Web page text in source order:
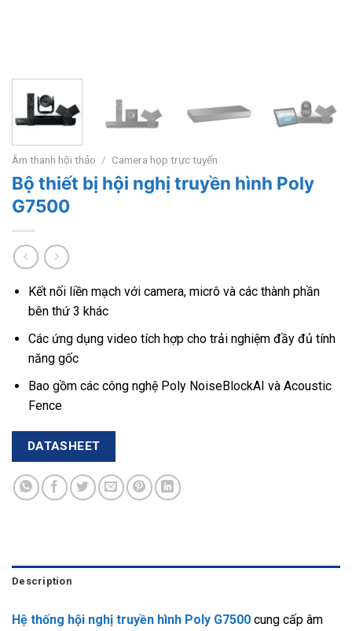
Âm thanh hội thảo / Camera họp trực tuyến
Bộ thiết bị hội nghị truyền hình Poly
G7500
Kết nối liền mạch với camera, micrô và các thành phần
bên thứ 3 khác
Các ứng dụng video tích hợp cho trải nghiệm đầy đủ tính
năng gốc
Bao gồm các công nghệ Poly NoiseBlockAI và Acoustic
Fence
DATASHEET
Description
Hệ thống hội nghị truyền hình Poly G7500 cung cấp âm